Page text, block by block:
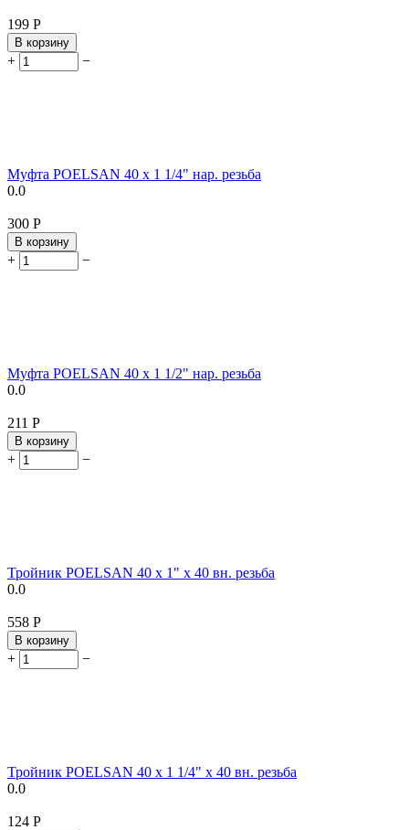
‍199‍ Р
В корзину
+ −
Муфта POELSAN 40 х 1 1/4" нар. резьба
0.0
‍300‍ Р
В корзину
+ −
Муфта POELSAN 40 х 1 1/2" нар. резьба
0.0
‍211‍ Р
В корзину
+ −
Тройник POELSAN 40 х 1" х 40 вн. резьба
0.0
‍558‍ Р
В корзину
+ −
Тройник POELSAN 40 х 1 1/4" х 40 вн. резьба
0.0
‍124‍ Р